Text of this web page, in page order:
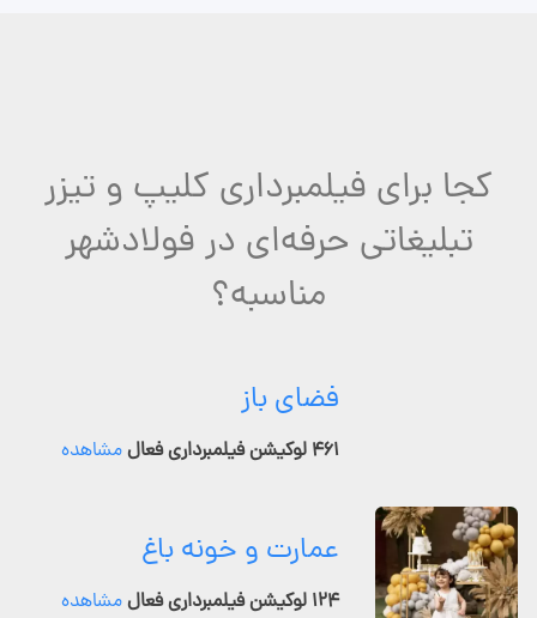
کجا برای فیلمبرداری کلیپ و تیزر
تبلیغاتی حرفه‌ای در فولادشهر
مناسبه؟
فضای باز
۴۶۱ لوکیشن فیلمبرداری فعال مشاهده
عمارت و خونه باغ
۱۲۴ لوکیشن فیلمبرداری فعال مشاهده